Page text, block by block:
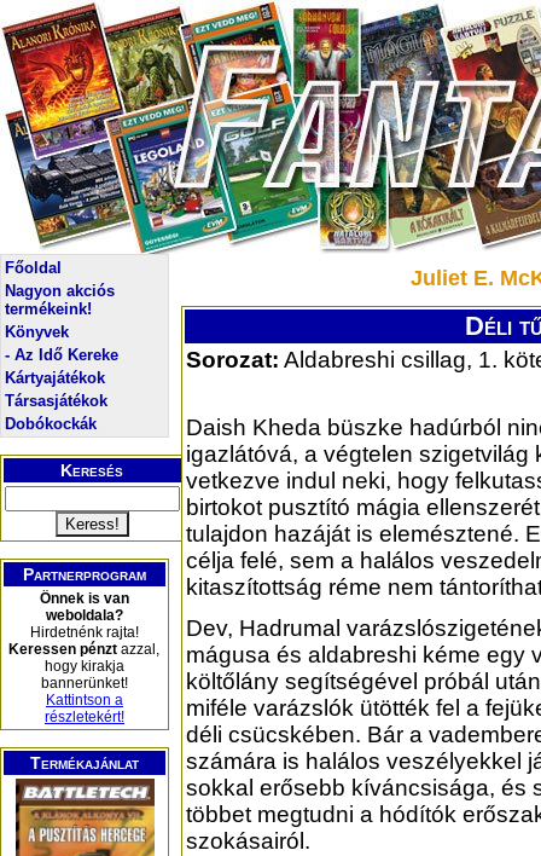
Főoldal
Nagyon akciós
termékeink!
Könyvek
- Az Idő Kereke
Kártyajátékok
Társasjátékok
Dobókockák
Keresés
Partnerprogram
Önnek is van
weboldala?
Hirdetnénk rajta!
Keressen pénzt azzal,
hogy kirakja
bannerünket!
Kattintson a
részletekért!
Termékajánlat
Juliet E.
Déli
Sorozat: Aldabreshi csillag, 1.
Daish Kheda büszke hadúrból
igazlátóvá, a végtelen szigetvilág
vetkezve indul neki, hogy
birtokot pusztító mágia
tulajdon hazáját is elemésztené.
célja felé, sem a halálos
kitaszítottság réme nem
Dev, Hadrumal
mágusa és aldabreshi kéme egy
költőlány segítségével próbál
miféle varázslók ütötték fel a
déli csücskében. Bár a
számára is halálos veszélyekkel
sokkal erősebb kíváncsisága, és
többet megtudni a hódítók
szokásairól.